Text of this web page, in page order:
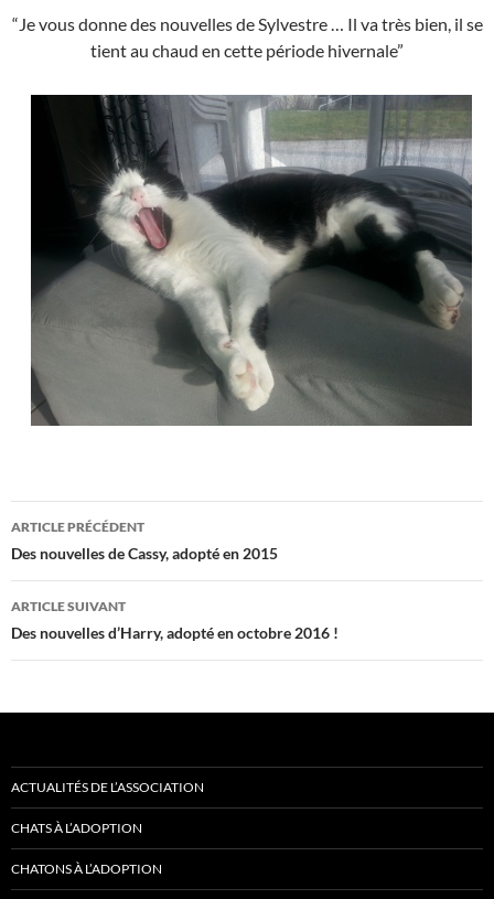
“Je vous donne des nouvelles de Sylvestre … Il va très bien, il se
tient au chaud en cette période hivernale”
Navigation
des
articles
ARTICLE PRÉCÉDENT
Des nouvelles de Cassy, adopté en 2015
ARTICLE SUIVANT
Des nouvelles d’Harry, adopté en octobre 2016 !
ACTUALITÉS DE L’ASSOCIATION
CHATS À L’ADOPTION
CHATONS À L’ADOPTION